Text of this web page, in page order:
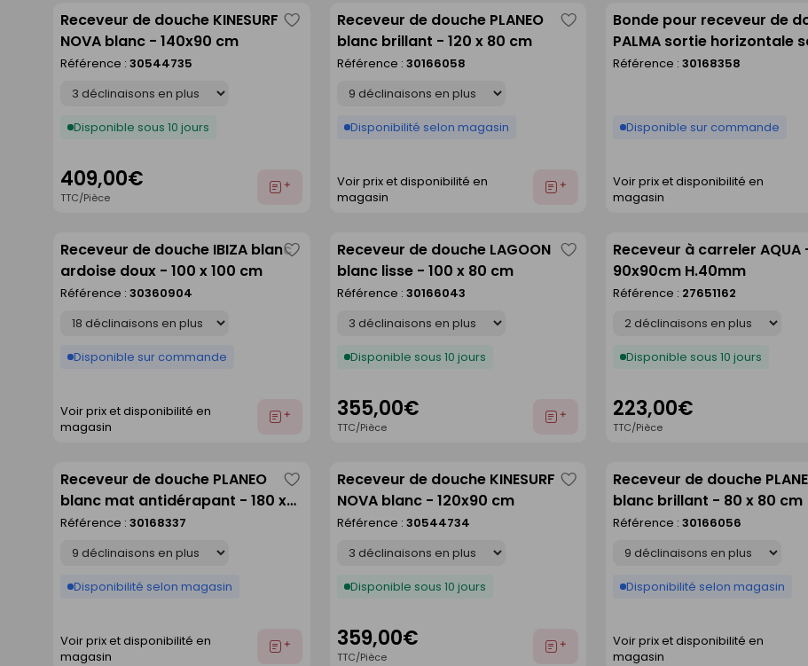
Receveur de douche KINESURF
NOVA blanc - 140x90 cm
Référence : 30544735
Disponible sous 10 jours
409,00€
TTC/Pièce
Ajouter
Enregistrer
comme
Receveur de douche PLANEO
blanc brillant - 120 x 80 cm
Référence : 30166058
Disponibilité selon magasin
Voir prix et disponibilité en
magasin
Ajouter
Enregistrer
comme
Bonde pour receveur de
PALMA sortie horizontale
capot
Référence : 30168358
Disponible sur commande
Voir prix et disponibilité en
magasin
Receveur de douche IBIZA blanc
ardoise doux - 100 x 100 cm
Référence : 30360904
Disponible sur commande
Voir prix et disponibilité en
magasin
Ajouter
Enregistrer
comme
Receveur de douche LAGOON
blanc lisse - 100 x 80 cm
Référence : 30166043
Disponible sous 10 jours
355,00€
TTC/Pièce
Ajouter
Enregistrer
comme
Receveur à carreler AQUA
90x90cm H.40mm
Référence : 27651162
Disponible sous 10 jours
223,00€
TTC/Pièce
Receveur de douche PLANEO
blanc mat antidérapant - 180 x
90 cm
Référence : 30168337
Disponibilité selon magasin
Voir prix et disponibilité en
magasin
Ajouter
Enregistrer
comme
Receveur de douche KINESURF
NOVA blanc - 120x90 cm
Référence : 30544734
Disponible sous 10 jours
359,00€
TTC/Pièce
Ajouter
Enregistrer
comme
Receveur de douche
blanc brillant - 80 x 80 cm
Référence : 30166056
Disponibilité selon magasin
Voir prix et disponibilité en
magasin